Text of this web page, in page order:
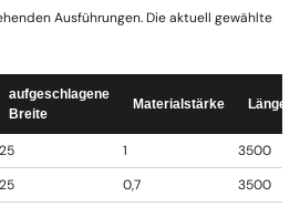
Ausführungen. Die aktuell gewählte
aufgeschlagene
Breite
Materialstärke Länge
25 1
3500
25 0,7
3500